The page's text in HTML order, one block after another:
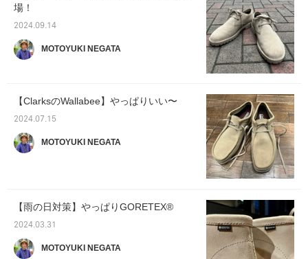
場！
2024.09.14
MOTOYUKI NEGATA
【ClarksのWallabee】やっぱりいい〜
2024.07.15
MOTOYUKI NEGATA
【雨の日対策】やっぱりGORETEX®️
2024.03.31
MOTOYUKI NEGATA